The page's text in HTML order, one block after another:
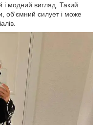
модний вигляд. Такий
об'ємний силует і може